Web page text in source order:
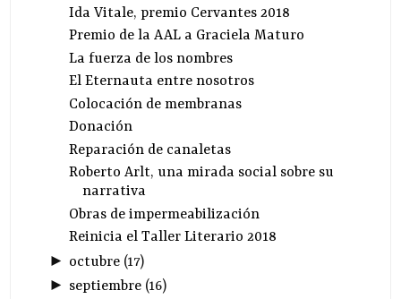
Ida Vitale, premio Cervantes 2018
Premio de la AAL a Graciela Maturo
La fuerza de los nombres
El Eternauta entre nosotros
Colocación de membranas
Donación
Reparación de canaletas
Roberto Arlt, una mirada social sobre su
narrativa
Obras de impermeabilización
Reinicia el Taller Literario 2018
► octubre(17)
► septiembre(16)